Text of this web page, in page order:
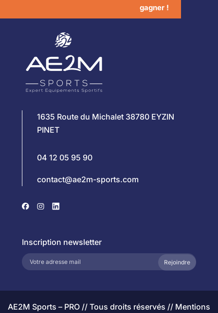
gagner !
1635 Route du Michalet 38780 EYZIN
PINET
04 12 05 95 90
contact@ae2m-sports.com
Inscription newsletter
Rejoindre
AE2M Sports – PRO // Tous droits réservés // Mentions